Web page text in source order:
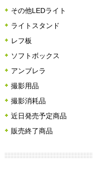
その他LEDライト
ライトスタンド
レフ板
ソフトボックス
アンブレラ
撮影用品
撮影消耗品
近日発売予定商品
販売終了商品